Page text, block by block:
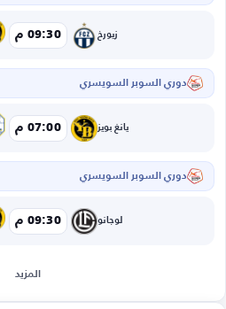
زيورخ 09:30 م
دوري السوبر السويسري
يانغ بويز 07:00 م
دوري السوبر السويسري
لوجانو 09:30 م
المزيد